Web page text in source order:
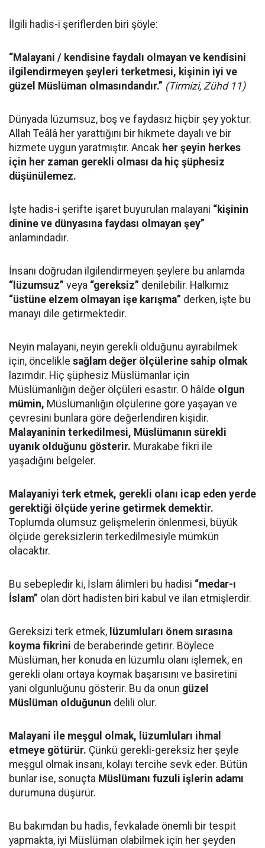
İlgili hadis-i şeriflerden biri şöyle:
“Malayani / kendisine faydalı olmayan ve kendisini
ilgilendirmeyen şeyleri terketmesi, kişinin iyi ve
güzel Müslüman olmasındandır.” (Tirmizi, Zühd 11)
Dünyada lüzumsuz, boş ve faydasız hiçbir şey yoktur.
Allah Teâlâ her yarattığını bir hikmete dayalı ve bir
hizmete uygun yaratmıştır. Ancak her şeyin herkes
için her zaman gerekli olması da hiç şüphesiz
düşünülemez.
İşte hadis-i şerifte işaret buyurulan malayani “kişinin
dinine ve dünyasına faydası olmayan şey”
anlamındadır.
İnsanı doğrudan ilgilendirmeyen şeylere bu anlamda
“lüzumsuz” veya “gereksiz” denilebilir. Halkımız
“üstüne elzem olmayan işe karışma” derken, işte bu
manayı dile getirmektedir.
Neyin malayani, neyin gerekli olduğunu ayırabilmek
için, öncelikle sağlam değer ölçülerine sahip olmak
lazımdır. Hiç şüphesiz Müslümanlar için
Müslümanlığın değer ölçüleri esastır. O hâlde olgun
mümin, Müslümanlığın ölçülerine göre yaşayan ve
çevresini bunlara göre değerlendiren kişidir.
Malayaninin terkedilmesi, Müslümanın sürekli
uyanık olduğunu gösterir. Murakabe fikri ile
yaşadığını belgeler.
Malayaniyi terk etmek, gerekli olanı icap eden yerde
gerektiği ölçüde yerine getirmek demektir.
Toplumda olumsuz gelişmelerin önlenmesi, büyük
ölçüde gereksizlerin terkedilmesiyle mümkün
olacaktır.
Bu sebepledir ki, İslam âlimleri bu hadisi “medar-ı
İslam” olan dört hadisten biri kabul ve ilan etmişlerdir.
Gereksizi terk etmek, lüzumluları önem sırasına
koyma fikrini de beraberinde getirir. Böylece
Müslüman, her konuda en lüzumlu olanı işlemek, en
gerekli olanı ortaya koymak başarısını ve basiretini
yani olgunluğunu gösterir. Bu da onun güzel
Müslüman olduğunun delili olur.
Malayani ile meşgul olmak, lüzumluları ihmal
etmeye götürür. Çünkü gerekli-gereksiz her şeyle
meşgul olmak insanı, kolayı tercihe sevk eder. Bütün
bunlar ise, sonuçta Müslümanı fuzuli işlerin adamı
durumuna düşürür.
Bu bakımdan bu hadis, fevkalade önemli bir tespit
yapmakta, iyi Müslüman olabilmek için her şeyden